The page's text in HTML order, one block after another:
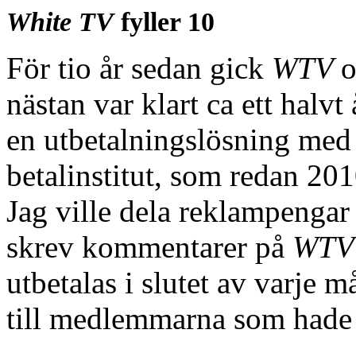
White TVfyller 10
För tio år sedan gick WTV
nästan var klart ca ett
en utbetalningslösning
betalinstitut, som redan
Jag ville dela
skrev kommentarer på WTV
utbetalas i slutet av varje
till medlemmarna som